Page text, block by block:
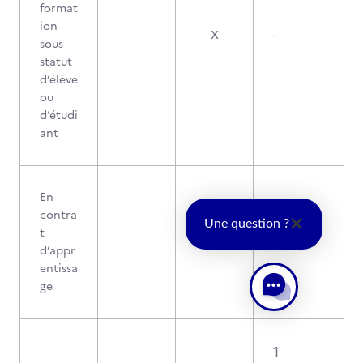
format
ion
sous
statut
d’élève
ou
d’étudi
ant
X -
En
contra
t
d’appr
entissa
ge
1
Une question ?